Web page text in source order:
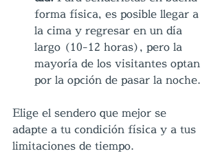
forma física, es posible llegar a
la cima y regresar en un día
largo (10-12 horas), pero la
mayoría de los visitantes optan
por la opción de pasar la noche.
Elige el sendero que mejor se
adapte a tu condición física y a tus
limitaciones de tiempo.